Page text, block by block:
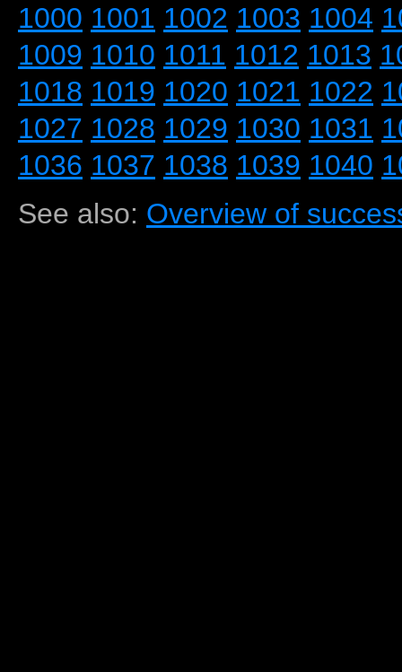
1000 1001 1002 1003 1004
1009 1010 1011 1012 1013
1018 1019 1020 1021 1022
1027 1028 1029 1030 1031
1036 1037 1038 1039 1040
See also: Overview of